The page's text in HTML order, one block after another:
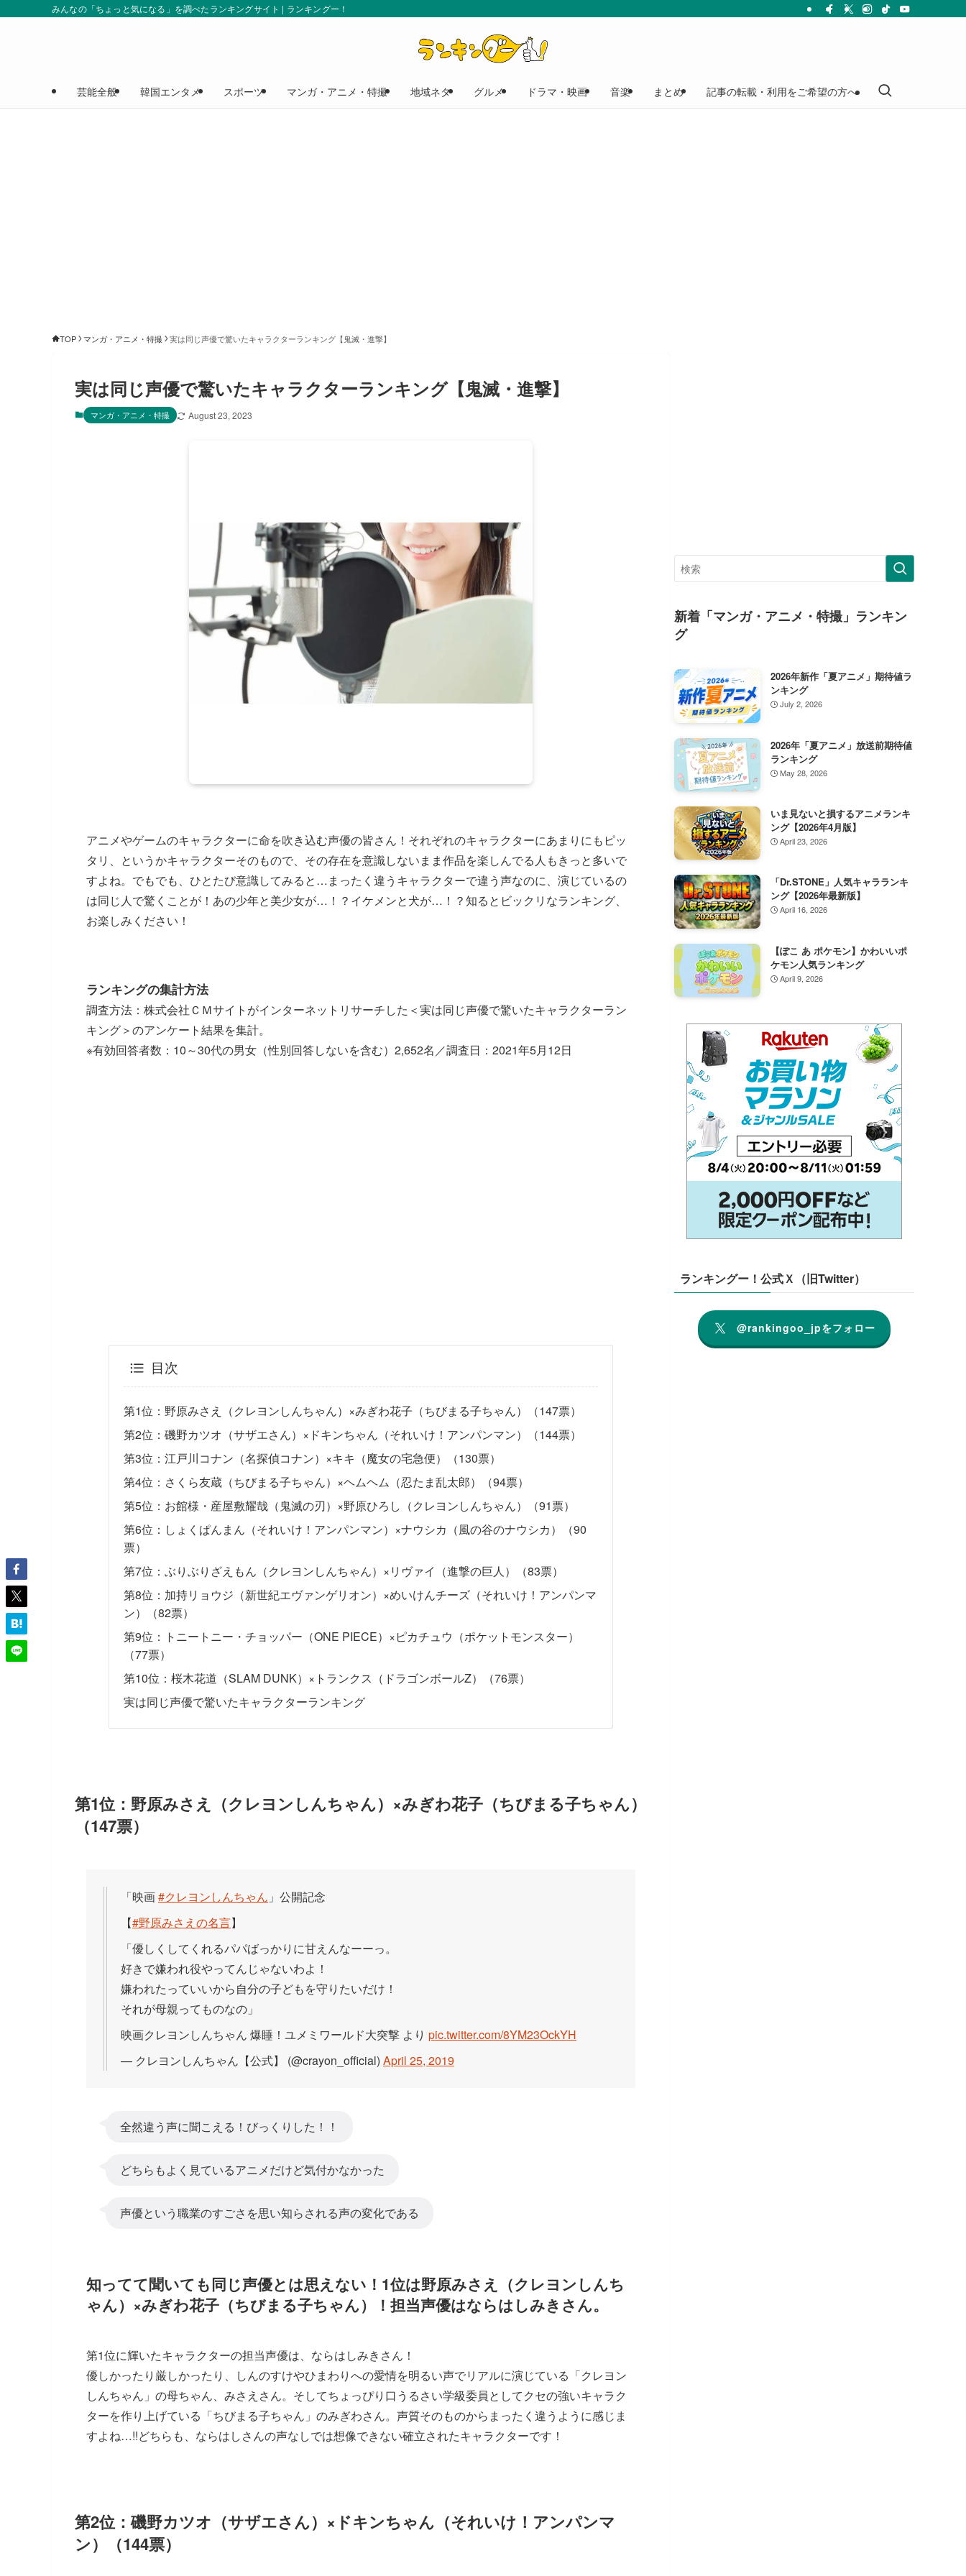
みんなの「ちょっと気になる」を調べたランキングサイト | ランキングー！
芸能全般 韓国エンタメ スポーツ マンガ・アニメ・特撮 地域ネタ グルメ ドラマ・映画 音楽 まとめ 記事の転載・利用をご希望の方へ
TOP マンガ・アニメ・特撮 実は同じ声優で驚いたキャラクターランキング【鬼滅・進撃】
実は同じ声優で驚いたキャラクターランキング【鬼滅・進撃】
マンガ・アニメ・特撮 August 23, 2023
アニメやゲームのキャラクターに命を吹き込む声優の皆さん！それぞれのキャラクターにあまりにもピッ
タリ、というかキャラクターそのもので、その存在を意識しないまま作品を楽しんでる人もきっと多いで
すよね。でもでも、ひとたび意識してみると…まったく違うキャラクターで違う声なのに、演じているの
は同じ人で驚くことが！あの少年と美少女が…！？イケメンと犬が…！？知るとビックリなランキング、
お楽しみください！
ランキングの集計方法
調査方法：株式会社ＣＭサイトがインターネットリサーチした＜実は同じ声優で驚いたキャラクターラン
キング＞のアンケート結果を集計。
※有効回答者数：10～30代の男女（性別回答しないを含む）2,652名／調査日：2021年5月12日
目次
第1位：野原みさえ（クレヨンしんちゃん）×みぎわ花子（ちびまる子ちゃん）（147票）
第2位：磯野カツオ（サザエさん）×ドキンちゃん（それいけ！アンパンマン）（144票）
第3位：江戸川コナン（名探偵コナン）×キキ（魔女の宅急便）（130票）
第4位：さくら友蔵（ちびまる子ちゃん）×ヘムヘム（忍たま乱太郎）（94票）
第5位：お館様・産屋敷耀哉（鬼滅の刃）×野原ひろし（クレヨンしんちゃん）（91票）
第6位：しょくぱんまん（それいけ！アンパンマン）×ナウシカ（風の谷のナウシカ）（90
票）
第7位：ぶりぶりざえもん（クレヨンしんちゃん）×リヴァイ（進撃の巨人）（83票）
第8位：加持リョウジ（新世紀エヴァンゲリオン）×めいけんチーズ（それいけ！アンパンマ
ン）（82票）
第9位：トニートニー・チョッパー（ONE PIECE）×ピカチュウ（ポケットモンスター）
（77票）
第10位：桜木花道（SLAM DUNK）×トランクス（ドラゴンボールZ）（76票）
実は同じ声優で驚いたキャラクターランキング
第1位：野原みさえ（クレヨンしんちゃん）×みぎわ花子（ちびまる子ちゃん）
（147票）
「映画#クレヨンしんちゃん 」公開記念
【#野原みさえの名言】
「優しくしてくれるパパばっかりに甘えんなーーっ。
好きで嫌われ役やってんじゃないわよ！
嫌われたっていいから自分の子どもを守りたいだけ！
それが母親ってものなの」
映画クレヨンしんちゃん 爆睡！ユメミワールド大突撃 より pic.twitter.com/8YM23OckYH
— クレヨンしんちゃん【公式】 (@crayon_official) April 25, 2019
全然違う声に聞こえる！びっくりした！！
どちらもよく見ているアニメだけど気付かなかった
声優という職業のすごさを思い知らされる声の変化である
知ってて聞いても同じ声優とは思えない！1位は野原みさえ（クレヨンしんち
ゃん）×みぎわ花子（ちびまる子ちゃん）！担当声優はならはしみきさん。
第1位に輝いたキャラクターの担当声優は、ならはしみきさん！
優しかったり厳しかったり、しんのすけやひまわりへの愛情を明るい声でリアルに演じている「クレヨン
しんちゃん」の母ちゃん、みさえさん。そしてちょっぴり口うるさい学級委員としてクセの強いキャラク
ターを作り上げている「ちびまる子ちゃん」のみぎわさん。声質そのものからまったく違うように感じま
すよね…!!どちらも、ならはしさんの声なしでは想像できない確立されたキャラクターです！
第2位：磯野カツオ（サザエさん）×ドキンちゃん（それいけ！アンパンマ
ン）（144票）
新着「マンガ・アニメ・特撮」ランキン
グ
2026年新作「夏アニメ」期待値ラ
ンキング
July 2, 2026
2026年「夏アニメ」放送前期待値
ランキング
May 28, 2026
いま見ないと損するアニメランキ
ング【2026年4月版】
April 23, 2026
「Dr.STONE」人気キャラランキ
ング【2026年最新版】
April 16, 2026
【ぽこ あ ポケモン】かわいいポ
ケモン人気ランキング
April 9, 2026
ランキングー！公式Ｘ（旧Twitter）
@rankingoo_jpをフォロー